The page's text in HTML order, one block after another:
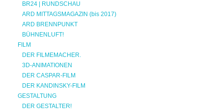
BR24 | RUNDSCHAU
ARD MITTAGSMAGAZIN (bis 2017)
ARD BRENNPUNKT
BÜHNENLUFT!
FILM
DER FILMEMACHER.
3D-ANIMATIONEN
DER CASPAR-FILM
DER KANDINSKY-FILM
GESTALTUNG
DER GESTALTER!